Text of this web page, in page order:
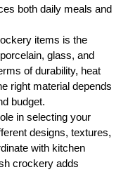
both daily meals and
items is the
glass, and
of durability, heat
right material depends
budget.
in selecting your
designs, textures,
with kitchen
crockery adds